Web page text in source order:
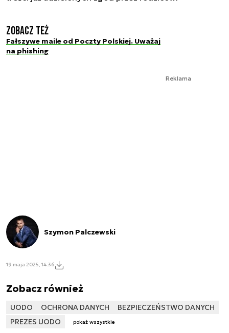
Zobacz też
Fałszywe maile od Poczty Polskiej. Uważaj
na phishing
Reklama
Szymon Palczewski
19 maja 2025, 14:36
Zobacz również
UODO OCHRONA DANYCH
BEZPIECZEŃSTWO DANYCH
PREZES UODO
pokaż wszystkie